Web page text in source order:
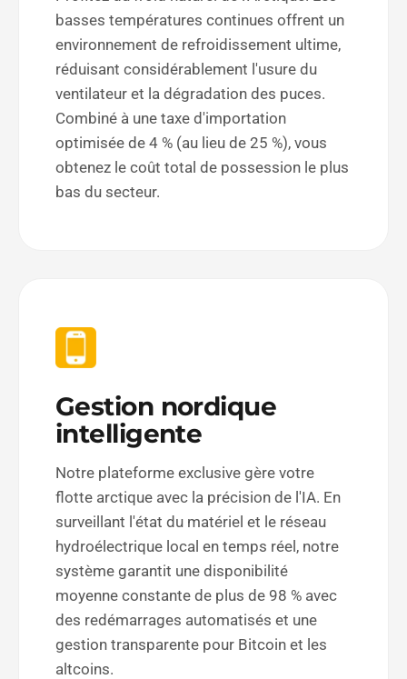
basses températures continues offrent un
environnement de refroidissement ultime,
réduisant considérablement l'usure du
ventilateur et la dégradation des puces.
Combiné à une taxe d'importation
optimisée de 4 % (au lieu de 25 %), vous
obtenez le coût total de possession le plus
bas du secteur.
Gestion nordique
intelligente
Notre plateforme exclusive gère votre
flotte arctique avec la précision de l'IA. En
surveillant l'état du matériel et le réseau
hydroélectrique local en temps réel, notre
système garantit une disponibilité
moyenne constante de plus de 98 % avec
des redémarrages automatisés et une
gestion transparente pour Bitcoin et les
altcoins.